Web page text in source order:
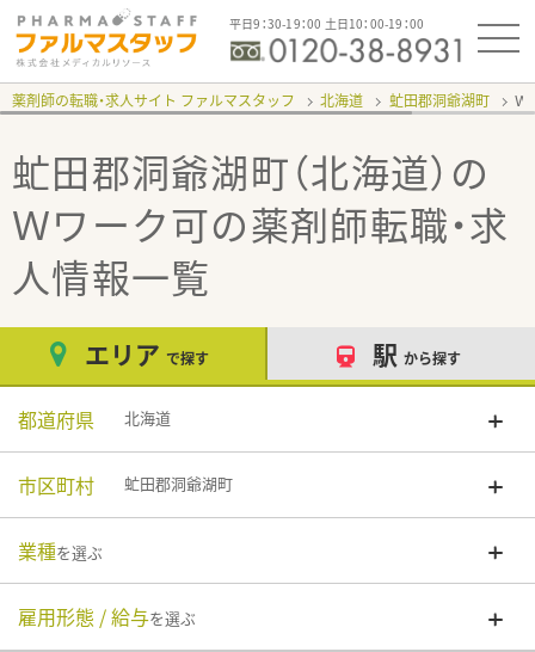
平日9：30-19：00 土日10：00-19：00
薬剤師の転職・求人サイト ファルマスタッフ 北海道 虻田郡洞爺湖町 Ｗ
虻田郡洞爺湖町（北海道）の
Ｗワーク可の薬剤師転職・求
人情報一覧
エリア で探す 駅 から探す
都道府県 北海道
市区町村 虻田郡洞爺湖町
業種を選ぶ
雇用形態 / 給与を選ぶ